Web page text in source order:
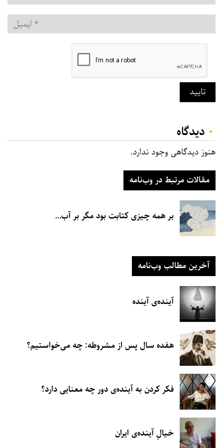
تایید
۰ دیدگاه‌
هنوز دیدگاهی وجود ندارد.
مقالات مرتبط در وب‌نامه
بر همه چیزی کتابت بود مگر بر آب…
آخرین مطالب وب‌نامه
آینده‌ی آینده
هفده سال پس از مشروطه: چه می‌خواستیم؟
فکر کردن به آینده‌ی دور چه معنایی دارد؟
خیالِ آینده‌ی ایران